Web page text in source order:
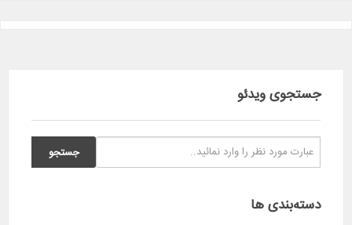
جستجوی ویدئو
دسته‌بندی ها